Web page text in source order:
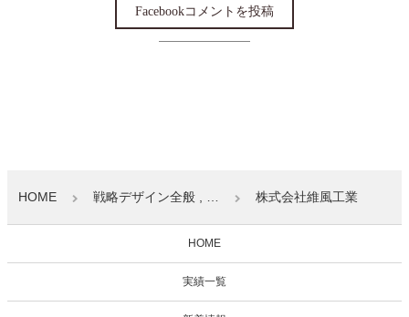
Facebookコメントを投稿
HOME 戦略デザイン全般 , … 株式会社維風工業
HOME
実績一覧